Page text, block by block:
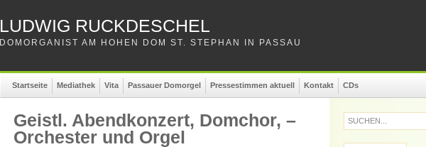
LUDWIG RUCKDESCHEL
DOMORGANIST AM HOHEN DOM ST. STEPHAN IN PASSAU
Startseite Mediathek Vita Passauer Domorgel Pressestimmen aktuell Kontakt CDs
Geistl. Abendkonzert, Domchor, –
Orchester und Orgel
SUCHEN...